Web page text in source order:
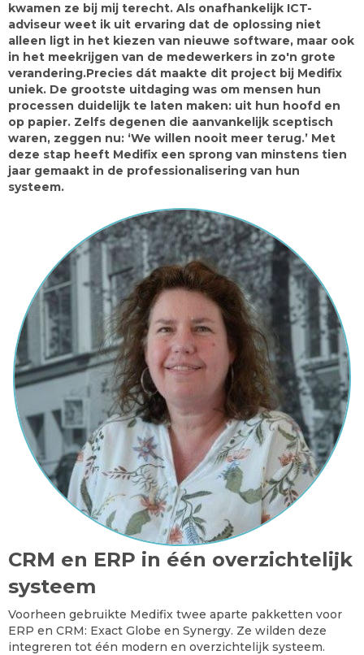
kwamen ze bij mij terecht. Als onafhankelijk ICT-
adviseur weet ik uit ervaring dat de oplossing niet
alleen ligt in het kiezen van nieuwe software, maar ook
in het meekrijgen van de medewerkers in zo'n grote
verandering.Precies dát maakte dit project bij Medifix
uniek. De grootste uitdaging was om mensen hun
processen duidelijk te laten maken: uit hun hoofd en
op papier. Zelfs degenen die aanvankelijk sceptisch
waren, zeggen nu: ‘We willen nooit meer terug.’ Met
deze stap heeft Medifix een sprong van minstens tien
jaar gemaakt in de professionalisering van hun
systeem.
CRM en ERP in één overzichtelijk
systeem
Voorheen gebruikte Medifix twee aparte pakketten voor
ERP en CRM: Exact Globe en Synergy. Ze wilden deze
integreren tot één modern en overzichtelijk systeem.